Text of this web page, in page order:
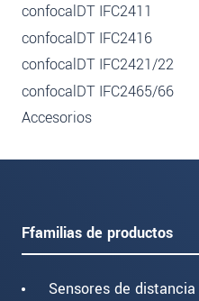
confocalDT IFC2411
confocalDT IFC2416
confocalDT IFC2421/22
confocalDT IFC2465/66
Accesorios
Ffamilias de productos
Sensores de distancia